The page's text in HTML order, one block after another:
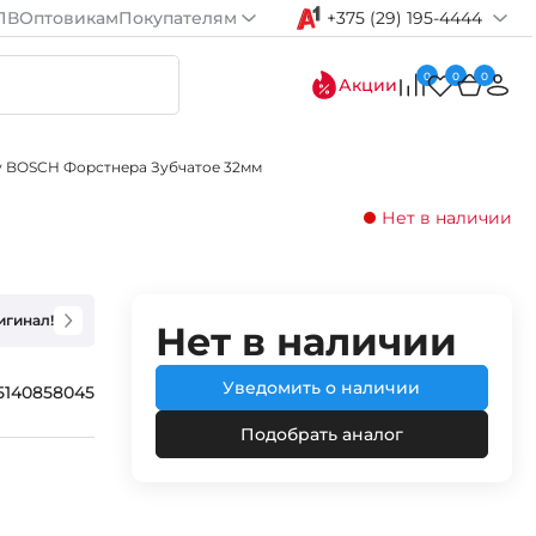
ОптовикамПокупателям +375 (29) 195-4444
Акции 0 0 0
Форстнера Зубчатое 32мм
Нет в наличии
Нет в наличии
Уведомить о наличии
Подобрать аналог